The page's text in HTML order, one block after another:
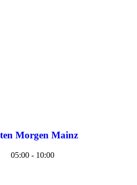
Morgen Mainz
05:00 - 10:00